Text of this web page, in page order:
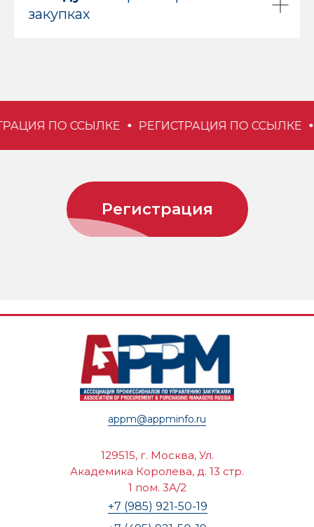
закупках
ПО ССЫЛКЕ РЕГИСТРАЦИЯ ПО ССЫЛКЕ
Регистрация
appm@appminfo.ru
+7 (985) 921-50-19
129515, г. Москва, Ул.
Академика Королева, д. 13 стр.
1 пом. 3А/2